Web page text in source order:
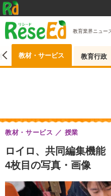
教育業界ニュー
教材・サービス 教育行政
ロイロ、共同編集機能
4枚目の写真・画像
教材・サービス 授業